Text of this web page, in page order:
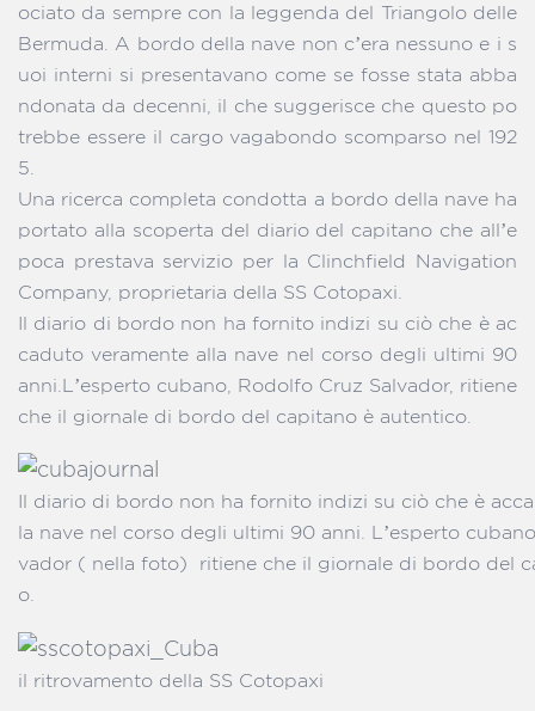
ociato da sempre con la leggenda del Triangolo delle
Bermuda. A bordo della nave non c’era nessuno e i s
uoi interni si presentavano come se fosse stata abba
ndonata da decenni, il che suggerisce che questo po
trebbe essere il cargo vagabondo scomparso nel 192
5.
Una ricerca completa condotta a bordo della nave ha
portato alla scoperta del diario del capitano che all’e
poca prestava servizio per la Clinchfield Navigation
Company, proprietaria della SS Cotopaxi.
Il diario di bordo non ha fornito indizi su ciò che è ac
caduto veramente alla nave nel corso degli ultimi 90
anni.L’esperto cubano, Rodolfo Cruz Salvador, ritiene
che il giornale di bordo del capitano è autentico.
Il diario di bordo non ha fornito indizi su ciò che è
la nave nel corso degli ultimi 90 anni. L’esperto
vador ( nella foto) ritiene che il giornale di bordo del
o.
il ritrovamento della SS Cotopaxi